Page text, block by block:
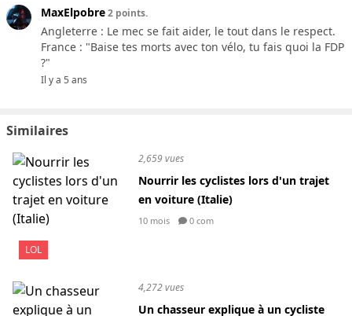
MaxElpobre2 points.
Angleterre : Le mec se fait aider, le tout dans le respect.
France : "Baise tes morts avec ton vélo, tu fais quoi la FDP
?"
Il y a 5 ans
Similaires
LOL
2,659 vues
Nourrir les cyclistes lors d'un trajet
en voiture (Italie)
10 mois 0 com
4,272 vues
Un chasseur explique à un cycliste